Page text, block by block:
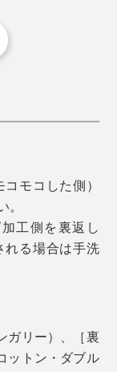
中がジワジワ暖
ー冷えの職場で
品です。
冷たさを感じ
メ感もありませ
うな心地よさ
という間に、
が続く「足首ウ
この原稿を書
、「そういえ
、自然な着け心
なし」という
ちくわ」（笑）
モコした側）
工側を裏返し
れる場合は手洗
ガリー）、［裏
ットン・ダブル